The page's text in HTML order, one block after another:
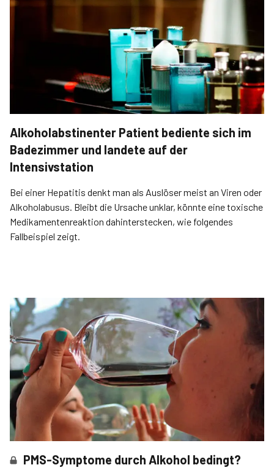
Alkoholabstinenter Patient bediente sich im
Badezimmer und landete auf der
Intensivstation
Bei einer Hepatitis denkt man als Auslöser meist an Viren oder
Alkoholabusus. Bleibt die Ursache unklar, könnte eine toxische
Medikamentenreaktion dahinterstecken, wie folgendes
Fallbeispiel zeigt.
PMS-Symptome durch Alkohol bedingt?